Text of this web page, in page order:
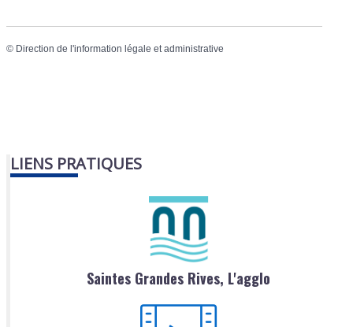
© Direction de l'information légale et administrative
LIENS PRATIQUES
Saintes Grandes Rives, L'agglo